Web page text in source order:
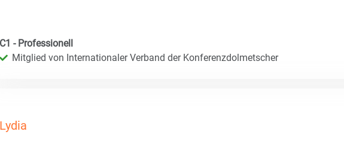
C1 - Professionell
Mitglied von Internationaler Verband der Konferenzdolmetscher
Lydia